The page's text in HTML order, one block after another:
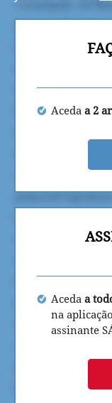
Aceda a 2
Aceda a
na
assinante